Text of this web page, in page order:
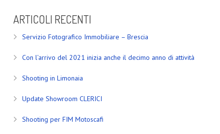
ARTICOLI RECENTI
Servizio Fotografico Immobiliare – Brescia
Con l’arrivo del 2021 inizia anche il decimo anno di attività
Shooting in Limonaia
Update Showroom CLERICI
Shooting per FIM Motoscafi